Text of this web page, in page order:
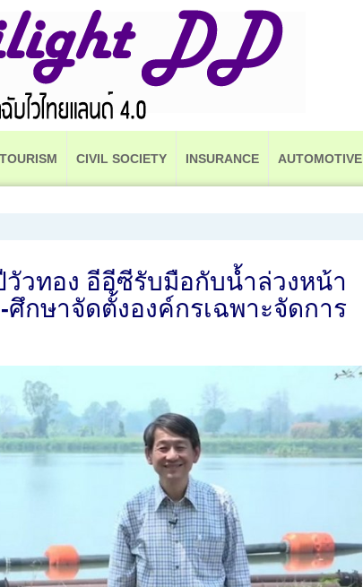
TOURISM CIVIL SOCIETY INSURANCE AUTOMOTIVE
วทอง อีอีซีรับมือกับน้ำล่วงหน้า
ศึกษาจัดตั้งองค์กรเฉพาะจัดการ